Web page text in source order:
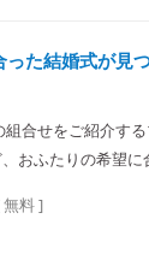
った結婚式が
合せをご紹介す
おふたりの希望に
メトロ東西線・有
無料 ]